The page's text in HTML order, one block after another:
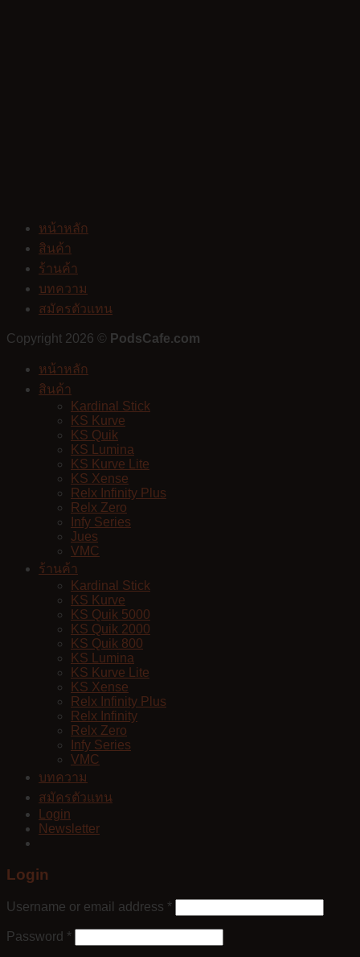
หน้าหลัก
สินค้า
ร้านค้า
บทความ
สมัครตัวแทน
Copyright 2026 © PodsCafe.com
หน้าหลัก
สินค้า
Kardinal Stick
KS Kurve
KS Quik
KS Lumina
KS Kurve Lite
KS Xense
Relx Infinity Plus
Relx Zero
Infy Series
Jues
VMC
ร้านค้า
Kardinal Stick
KS Kurve
KS Quik 5000
KS Quik 2000
KS Quik 800
KS Lumina
KS Kurve Lite
KS Xense
Relx Infinity Plus
Relx Infinity
Relx Zero
Infy Series
VMC
บทความ
สมัครตัวแทน
Login
Newsletter
Login
Username or email address *
Password *